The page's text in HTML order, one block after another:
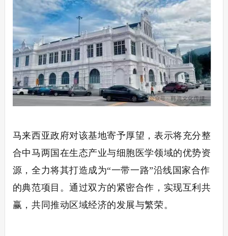
马来西亚政府对该基地寄予厚望，表示将充分整
合中马两国在生态产业与细胞医学领域的优势资
源，全力将其打造成为“一带一路”沿线国家合作
的典范项目。通过双方的紧密合作，实现互利共
赢，共同推动区域经济的发展与繁荣。